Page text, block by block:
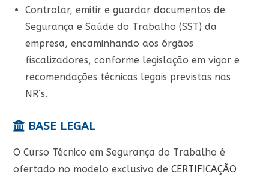
Controlar, emitir e guardar documentos de
Segurança e Saúde do Trabalho (SST) da
empresa, encaminhando aos órgãos
fiscalizadores, conforme legislação em vigor e
recomendações técnicas legais previstas nas
NR’s.
BASE LEGAL
O Curso Técnico em Segurança do Trabalho é
ofertado no modelo exclusivo deCERTIFICAÇÃO